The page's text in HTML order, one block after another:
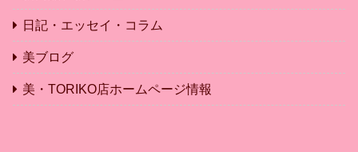
日記・エッセイ・コラム
美ブログ
美・TORIKO店ホームページ情報